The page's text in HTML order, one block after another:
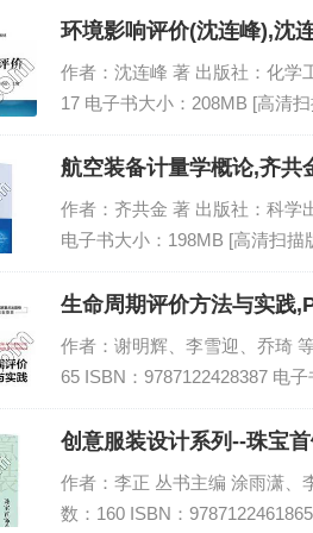
环境影响评价(沈连峰),沈
作者：沈连峰 著 出版社：化学
17 电子书大小：208MB [高清
航空装备计量学概论,齐共
作者：齐共金 著 出版社：科学
电子书大小：198MB [高清扫
生命周期评价方法与实践
作者：谢明辉、李雪迎、乔琦
65 ISBN：9787122428387 电
创意服装设计系列--珠宝
作者：李正 丛书主编 涂雨潇、
数：160 ISBN：